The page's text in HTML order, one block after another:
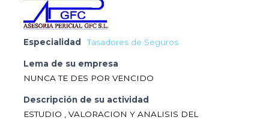
Especialidad Tasadores de Seguros
Lema de su empresa
NUNCA TE DES POR VENCIDO
Descripción de su actividad
ESTUDIO , VALORACION Y ANALISIS DEL